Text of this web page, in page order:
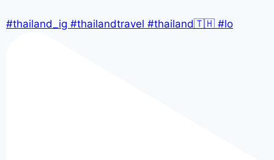
#thailand_ig #thailandtravel #thailand🇹🇭 #lo